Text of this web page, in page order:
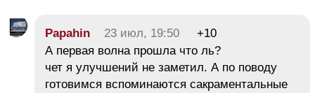
Papahin 23 июл, 19:50
+10
А первая волна прошла что ль?
чет я улучшений не заметил. А по поводу
готовимся вспоминаются сакраментальные